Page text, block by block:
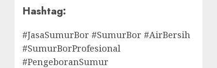
Hashtag:
#JasaSumurBor #SumurBor #AirBersih
#SumurBorProfesional
#PengeboranSumur